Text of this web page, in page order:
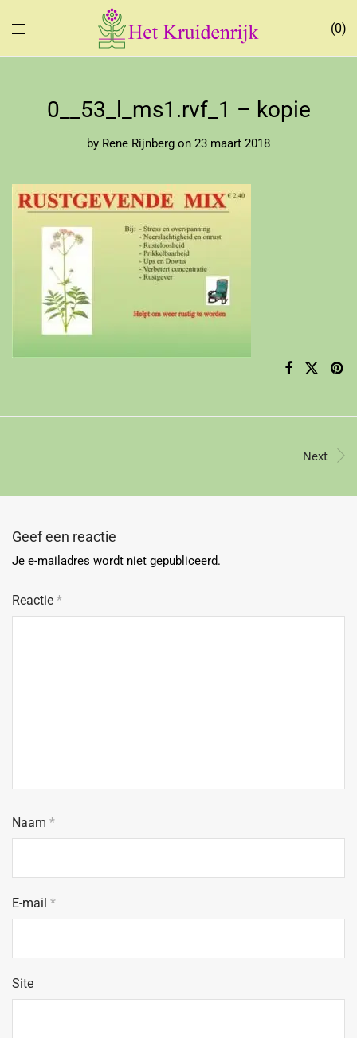
0
0__53_l_ms1.rvf_1 – kopie
by Rene Rijnberg on 23 maart 2018
Next
Geef een reactie
Je e-mailadres wordt niet gepubliceerd.
Reactie *
Naam *
E-mail *
Site